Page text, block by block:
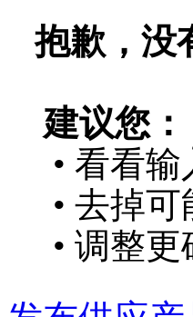
抱歉，没
建议您：
• 看看
• 去掉
• 调整